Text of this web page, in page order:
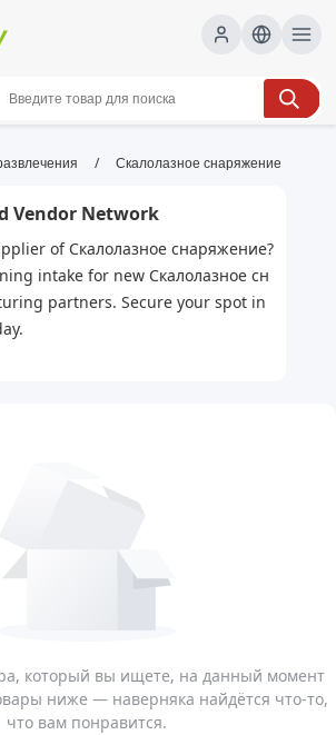
снаряжение |
верёвки, каски,
системы, wholesale
XOOBAY
/ Скалолазное снаряжение
Vendor Network
of Скалолазное снаряжение?
intake for new Скалолазное сн
partners. Secure your spot in
который вы ищете, на данный момент
ниже — наверняка найдётся что-то,
что вам понравится.